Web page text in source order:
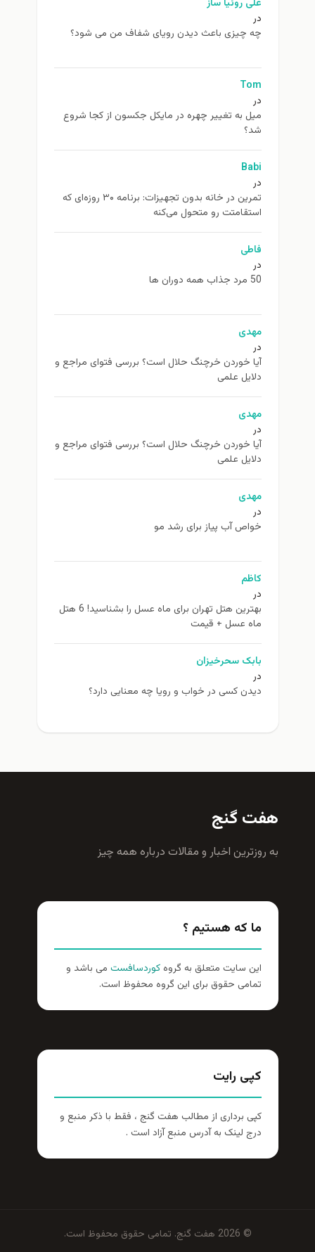
علی روئیا ساز
در
چه چیزی باعث دیدن رویای شفاف من می شود؟
Tom
در
ميل به تغيير چهره در مایکل جکسون از كجا شروع
شد؟
Babi
در
تمرین در خانه بدون تجهیزات: برنامه ۳۰ روزه‌ای که
استقامتت رو متحول می‌کنه
فاطی
در
50 مرد جذاب همه دوران ها
مهدی
در
آیا خوردن خرچنگ حلال است؟ بررسی فتوای مراجع و
دلایل علمی
مهدی
در
آیا خوردن خرچنگ حلال است؟ بررسی فتوای مراجع و
دلایل علمی
مهدی
در
خواص آب پیاز برای رشد مو
کاظم
در
بهترین هتل تهران برای ماه عسل را بشناسید! 6 هتل
ماه عسل + قیمت
بابک سحرخیزان
در
دیدن کسی در خواب و رویا چه معنایی دارد؟
هفت گنج
به روزترين اخبار و مقالات درباره همه چيز
ما که هستیم ؟
این سایت متعلق به گروهکوردسافست می باشد و
تمامی حقوق برای این گروه محفوظ است.
کپی رایت
کپی برداری از مطالب هفت گنج ، فقط با ذکر منبع و
درج لینک به آدرس منبع آزاد است .
© 2026 هفت گنج. تمامی حقوق محفوظ است.